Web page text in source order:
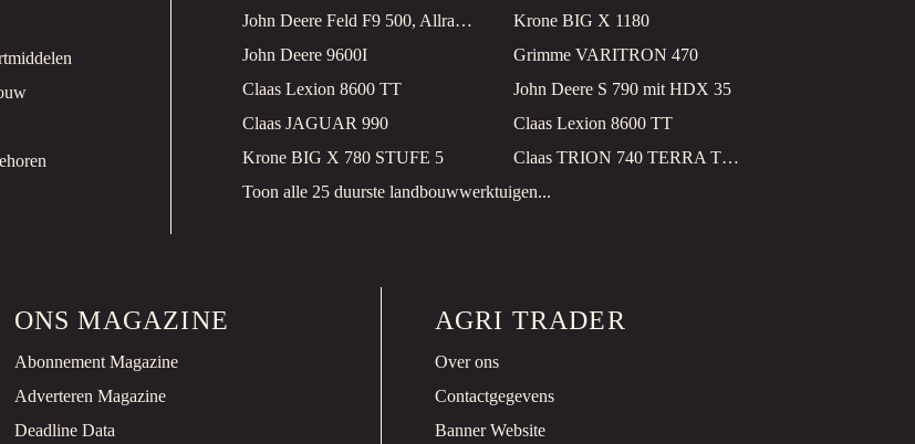
2021
Bennekom, NL
€59.500 EXCL.
VICON EXTRA 624T SCHIJVENMAAIER
2024
MCHALE FUSION 3 PLUS
John Deere Feld F9 500, Allrad, GPS, mit Kemper 490 PRO
Krone BIG X 1180
John Deere 9600I
Grimme VARITRON 470
Claas Lexion 8600 TT
John Deere S 790 mit HDX 35
Claas JAGUAR 990
Claas Lexion 8600 TT
Krone BIG X 780 STUFE 5
Claas TRION 740 TERRA TRAC
Toon alle 25 duurste landbouwwerktuigen...
ONS MAGAZINE
Abonnement Magazine
Adverteren Magazine
Deadline Data
AGRI TRADER
Over ons
Contactgegevens
Banner Website